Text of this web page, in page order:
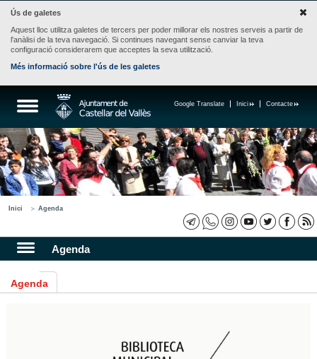
Ús de galetes
Aquest lloc utilitza galetes de tercers per poder millorar els nostres serveis a partir de
l'anàlisi de la teva navegació. Si continues navegant sense canviar la teva
configuració considerarem que acceptes la seva utilització.
Més informació sobre l'ús de les galetes
Contacte
Inici
Google Translate
Inici Agenda
Agenda
Agenda